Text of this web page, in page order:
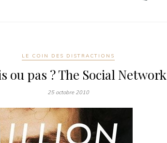
LE COIN DES DISTRACTIONS
ou pas ? The Social Network
25 octobre 2010